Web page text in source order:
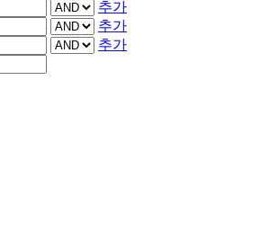
추가
추가
추가